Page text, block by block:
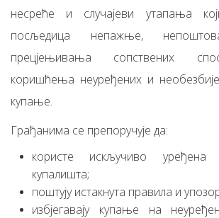
несреће и случајеви утапања
посљедица непажње,
прецјењивања сопствених
коришћења неуређених и
купање.
Грађанима се препоручује да:
користе искључиво
купалишта;
поштују истакнута правила и
избјегавају купање на